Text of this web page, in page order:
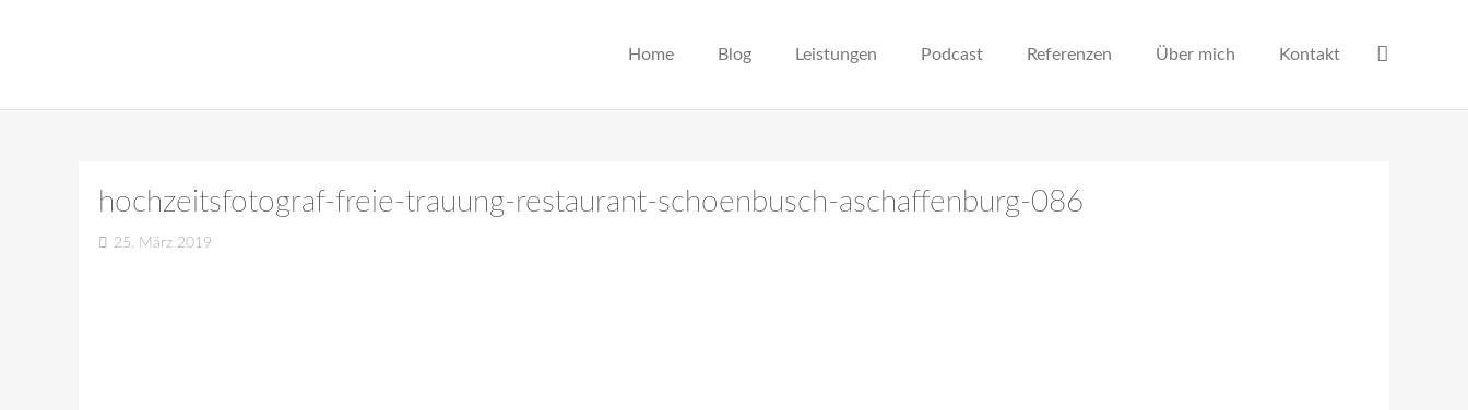
Home Blog Leistungen Podcast Referenzen Über mich Kontakt
hochzeitsfotograf-freie-trauung-restaurant-schoenbusch-aschaffenburg-086
25. März 2019